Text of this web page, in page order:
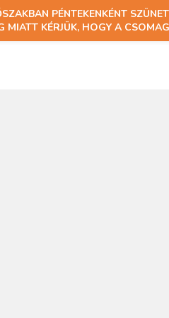
PÉNTEKENKÉNT
MIATT KÉRJÜK, HOGY A